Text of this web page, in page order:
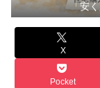
「安
X
Pocket